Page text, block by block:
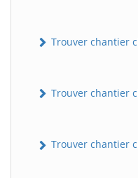
Trouver chantier
Trouver chantier
Trouver chantier